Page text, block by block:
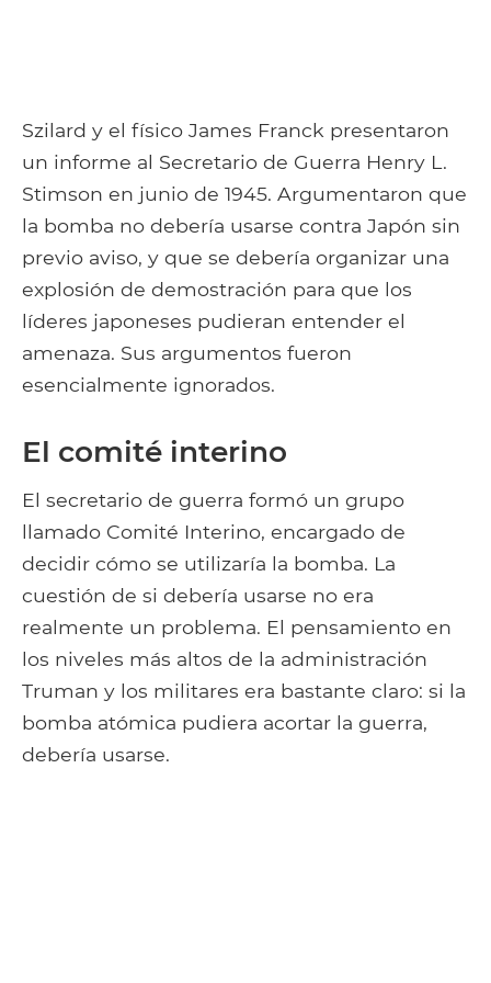
Szilard y el físico James Franck presentaron
un informe al Secretario de Guerra Henry L.
Stimson en junio de 1945. Argumentaron que
la bomba no debería usarse contra Japón sin
previo aviso, y que se debería organizar una
explosión de demostración para que los
líderes japoneses pudieran entender el
amenaza. Sus argumentos fueron
esencialmente ignorados.
El comité interino
El secretario de guerra formó un grupo
llamado Comité Interino, encargado de
decidir cómo se utilizaría la bomba. La
cuestión de si debería usarse no era
realmente un problema. El pensamiento en
los niveles más altos de la administración
Truman y los militares era bastante claro: si la
bomba atómica pudiera acortar la guerra,
debería usarse.